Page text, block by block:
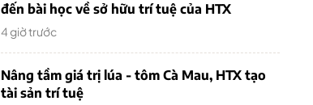
đến bài học về sở hữu trí tuệ của HTX
4 giờ trước
Nâng tầm giá trị lúa - tôm Cà Mau, HTX tạo
tài sản trí tuệ